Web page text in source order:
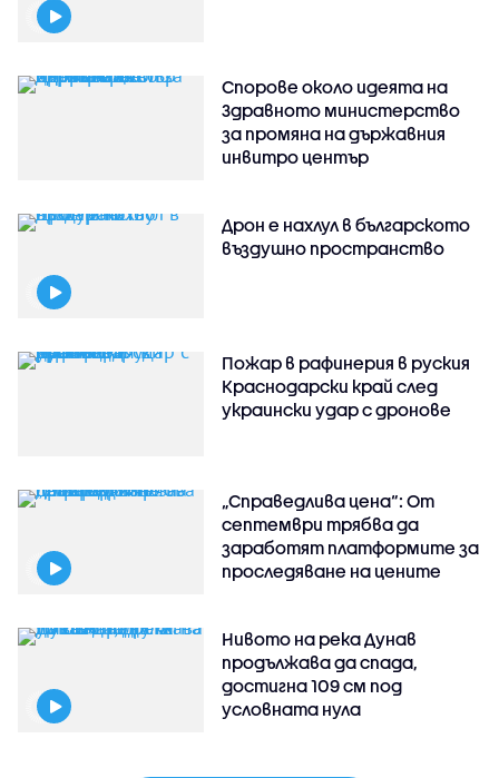
Спорове около идеята на
Здравното министерство
за промяна на държавния
инвитро център
Дрон е нахлул в българското
въздушно пространство
Пожар в рафинерия в руския
Краснодарски край след
украински удар с дронове
„Справедлива цена“: От
септември трябва да
заработят платформите за
проследяване на цените
Нивото на река Дунав
продължава да спада,
достигна 109 см под
условната нула